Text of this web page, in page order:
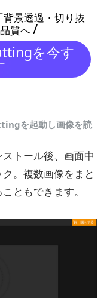
景透過・切り抜
質へ/
を今す
を起動し画像を読
トール後、画面中
。複数画像をまと
ともできます。